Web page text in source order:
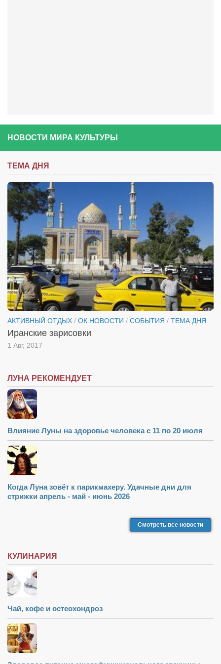
Магазины
«CYCLE GARAGE» — магазин велосипедов
Багетный двор
МАГАЗИН СТИХОВ НА ЗАКАЗ
«Павел» — магазин мужской одежды
Туризм
«Траверс» — экипировочный центр
Журналисты
Александр Гвоздик
Александр Кугук
Музыканты
Евгений Касьяненко
Сергей Коноз
Alfom Studio
Писатели
Поэты
Режиссёры
Художники
Надія Белокур
Анна Гидора
Александр Садовский
Марина Фенота
Гостиная
Он и Она
НОВОСТИ МИРА КУЛЬТУРЫ
ТЕМА ДНЯ
АКТИВНЫЙ ОТДЫХ / ОК НОВОСТИ / СОБЫТИЯ / ТЕМА ДНЯ
Иранские зарисовки
1 Авг, 2017
ЛУНА РЕКОМЕНДУЕТ
Влияние Луны на здоровье человека с 11 по 20 июля
Когда Луна зовёт к парикмахеру. Удачные дни для
стрижки апрель - май - июнь 2026
Смотреть все новости
КУЛИНАРИЯ
Чай, кофе и остеохондроз